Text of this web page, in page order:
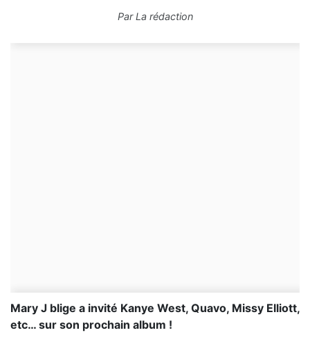
ParLa rédaction
​Mary J blige a invité Kanye West, Quavo, Missy Elliott,
etc… sur son prochain album !